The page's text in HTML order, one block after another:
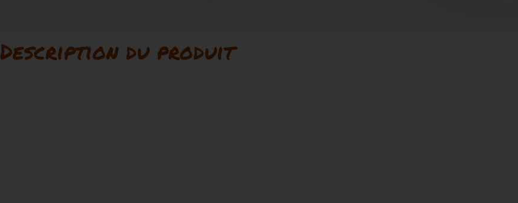
Description du produit